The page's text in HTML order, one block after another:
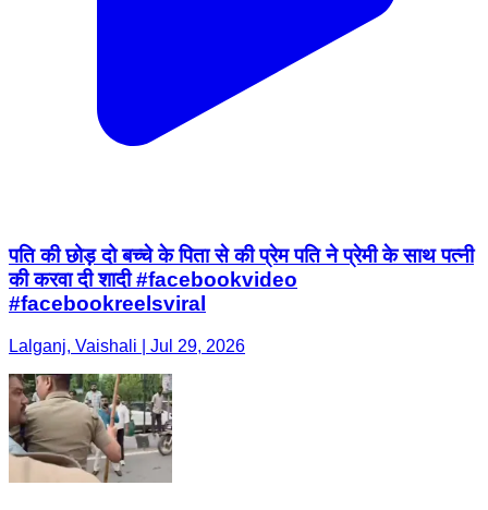
पति की छोड़ दो बच्चे के पिता से की प्रेम पति ने प्रेमी के साथ पत्नी
की करवा दी शादी #facebookvideo
#facebookreelsviral
Lalganj, Vaishali | Jul 29, 2026